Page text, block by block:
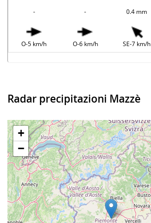
- - 0.4 mm
O-5 km/h O-6 km/h SE-7 km/h
Radar precipitazioni Mazzè